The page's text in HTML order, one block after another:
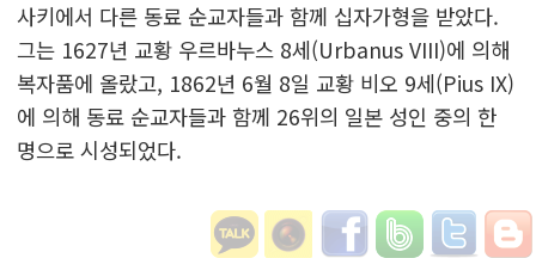
사키에서 다른 동료 순교자들과 함께 십자가형을 받았다.
그는 1627년 교황 우르바누스 8세(Urbanus VIII)에 의해
복자품에 올랐고, 1862년 6월 8일 교황 비오 9세(Pius IX)
에 의해 동료 순교자들과 함께 26위의 일본 성인 중의 한
명으로 시성되었다.